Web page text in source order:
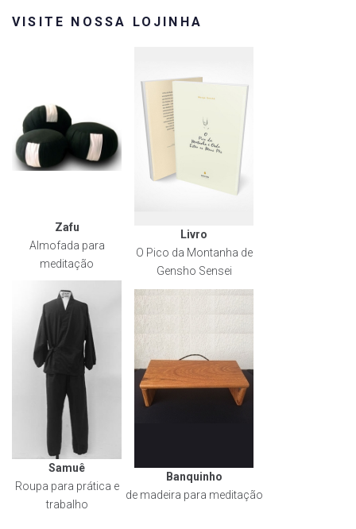
VISITE NOSSA LOJINHA
Zafu
Almofada para
meditação
Livro
O Pico da Montanha de
Gensho Sensei
Samuê
Roupa para prática e
trabalho
Banquinho
de madeira para meditação